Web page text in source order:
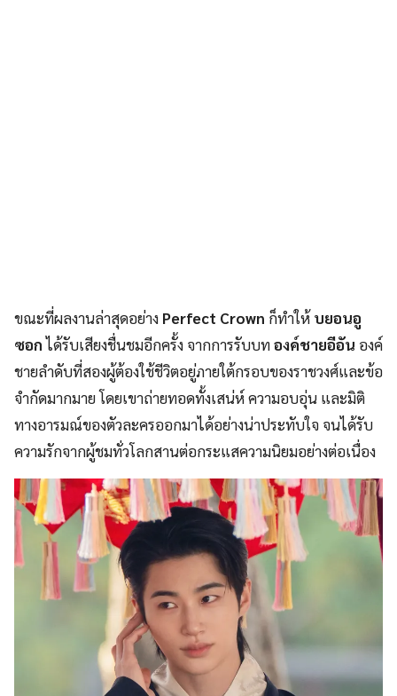
ขณะที่ผลงานล่าสุดอย่าง Perfect Crown ก็ทำให้ บยอนอู
ซอกได้รับเสียงชื่นชมอีกครั้ง จากการรับบทองค์ชายอีอัน องค์
ชายลำดับที่สองผู้ต้องใช้ชีวิตอยู่ภายใต้กรอบของราชวงศ์และข้อ
จำกัดมากมาย โดยเขาถ่ายทอดทั้งเสน่ห์ ความอบอุ่น และมิติ
ทางอารมณ์ของตัวละครออกมาได้อย่างน่าประทับใจ จนได้รับ
ความรักจากผู้ชมทั่วโลกสานต่อกระแสความนิยมอย่างต่อเนื่อง